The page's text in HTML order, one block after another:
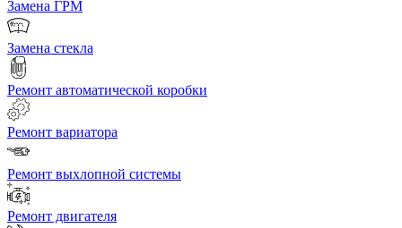
Замена ГРМ
Замена стекла
Ремонт автоматической коробки
Ремонт вариатора
Ремонт выхлопной системы
Ремонт двигателя